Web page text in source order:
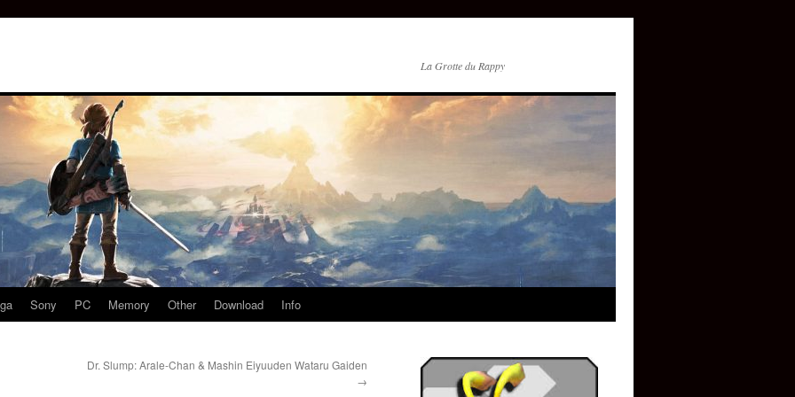
La Grotte du Rappy
Sony PC Memory Other Download Info
Dr. Slump: Arale-Chan & Mashin Eiyuuden Wataru Gaiden
→